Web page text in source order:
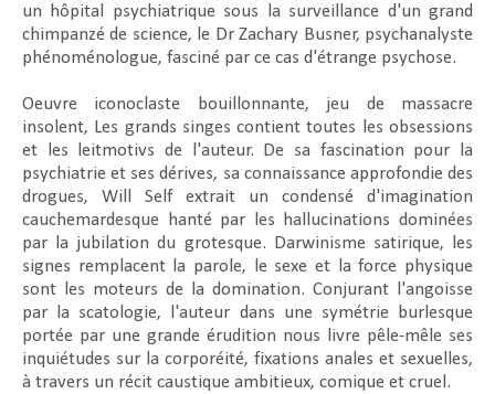
un hôpital psychiatrique sous la surveillance d'un grand
chimpanzé de science, le Dr Zachary Busner, psychanalyste
phénoménologue, fasciné par ce cas d'étrange psychose.
Oeuvre iconoclaste bouillonnante, jeu de massacre
insolent, Les grands singes contient toutes les obsessions
et les leitmotivs de l'auteur. De sa fascination pour la
psychiatrie et ses dérives, sa connaissance approfondie des
drogues, Will Self extrait un condensé d'imagination
cauchemardesque hanté par les hallucinations dominées
par la jubilation du grotesque. Darwinisme satirique, les
signes remplacent la parole, le sexe et la force physique
sont les moteurs de la domination. Conjurant l'angoisse
par la scatologie, l'auteur dans une symétrie burlesque
portée par une grande érudition nous livre pêle-mêle ses
inquiétudes sur la corporéité, fixations anales et sexuelles,
à travers un récit caustique ambitieux, comique et cruel.